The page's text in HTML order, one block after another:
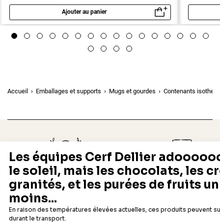
Ajouter au panier
Aperçu rapide
Accueil Emballages et supports Mugs et gourdes Contenants
Depuis 1932
Fabricant français reconnu
Livraison rapide 24/48h
Offerte dès 69 € en point